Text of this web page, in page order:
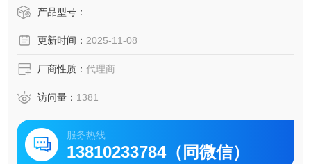
染源检测等
产品型号：
更新时间： 2025-11-08
厂商性质： 代理商
访问量： 1381
服务热线
13810233784（同微信）